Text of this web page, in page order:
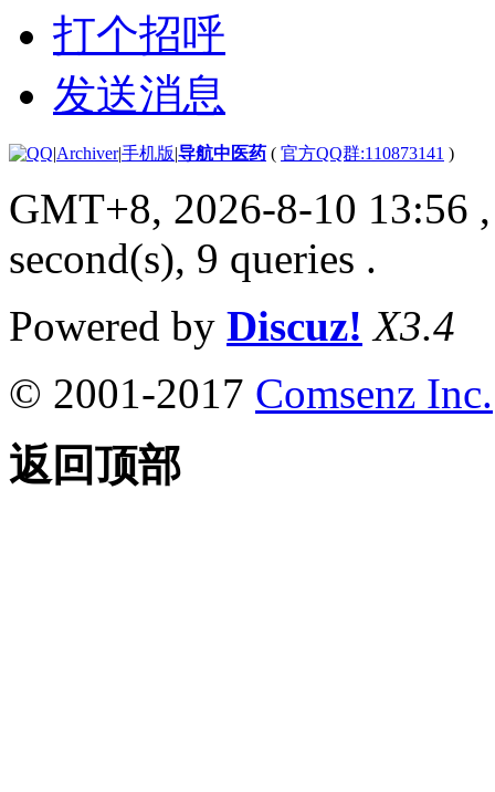
打个招呼
发送消息
|Archiver|手机版|导航中医药 ( 官方QQ群:110873141 )
GMT+8, 2026-8-10 13:56
second(s), 9 queries .
Powered by Discuz! X3.4
© 2001-2017 Comsenz Inc.
返回顶部